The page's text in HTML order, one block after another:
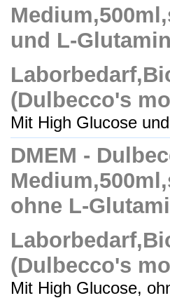
und L-
(Dulbecco's
Mit High Glucose
DMEM -
ohne L-
(Dulbecco's
Mit High Glucose,